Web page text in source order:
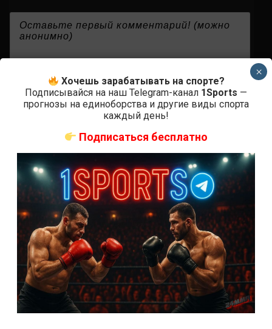
КОММЕНТАРИЕВ
СВЕЖИЕ ЗАПИСИ
ACA 200 прямая трансляция
Марафон боев UFC 325 прямая трансляция
UFC 324 прямая трансляция
Марафон боев UFC 324 прямая трансляция
Хочешь зарабатывать на спорте?
Подписывайся на наш Telegram-канал 1Sports —
прогнозы на единоборства и другие виды спорта
каждый день!
Подписаться бесплатно
×